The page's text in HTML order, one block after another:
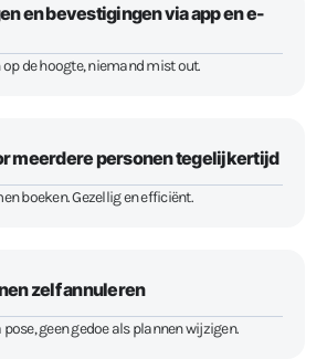
en bevestigingen via app en e-
op de hoogte, niemand mist out.
meerdere personen tegelijkertijd
boeken. Gezellig en efficiënt.
zelf annuleren
pose, geen gedoe als plannen wijzigen.